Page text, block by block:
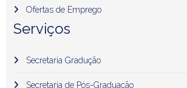
Ofertas de Emprego
Serviços
Secretaria Gradução
Secretaria de Pós-Graduação